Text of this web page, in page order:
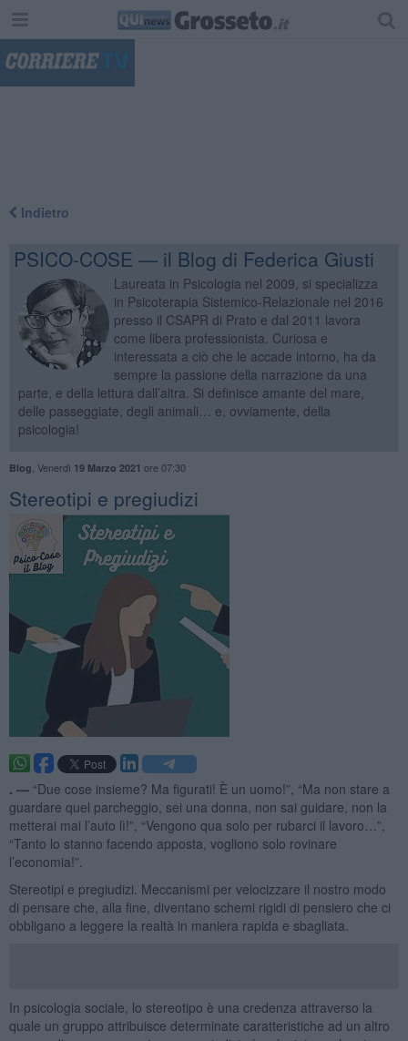
Indietro
PSICO-COSE — il Blog di Federica Giusti
Laureata in Psicologia nel 2009, si specializza
in Psicoterapia Sistemico-Relazionale nel 2016
presso il CSAPR di Prato e dal 2011 lavora
come libera professionista. Curiosa e
interessata a ciò che le accade intorno, ha da
sempre la passione della narrazione da una
parte, e della lettura dall’altra. Si definisce amante del mare,
delle passeggiate, degli animali… e, ovviamente, della
psicologia!
Blog Venerdì 19 Marzo 2021 ore 07:30
Stereotipi e pregiudizi
. — “Due cose insieme? Ma figurati! È un uomo!”, “Ma non stare a
guardare quel parcheggio, sei una donna, non sai guidare, non la
metterai mai l’auto lì!”, “Vengono qua solo per rubarci il lavoro…”,
“Tanto lo stanno facendo apposta, vogliono solo rovinare
l’economia!”.
Stereotipi e pregiudizi. Meccanismi per velocizzare il nostro modo
di pensare che, alla fine, diventano schemi rigidi di pensiero che ci
obbligano a leggere la realtà in maniera rapida e sbagliata.
In psicologia sociale, lo stereotipo è una credenza attraverso la
quale un gruppo attribuisce determinate caratteristiche ad un altro